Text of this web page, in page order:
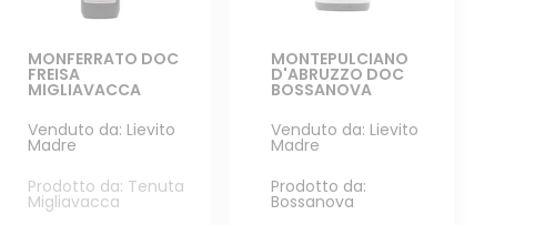
MONFERRATO DOC
FREISA
MIGLIAVACCA
Venduto da: Lievito
Madre
Prodotto da: Tenuta
Migliavacca
MONTEPULCIANO
D'ABRUZZO DOC
BOSSANOVA
Venduto da: Lievito
Madre
Prodotto da:
Bossanova